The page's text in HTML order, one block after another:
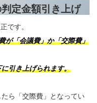
判定金額引き上げ
です。
が「会議費」か「交際費」
引き上げられます。
ら「交際費」となってい